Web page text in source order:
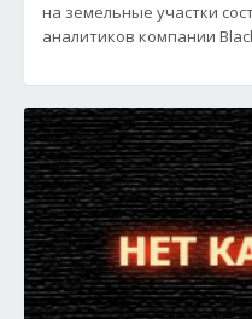
на земельные участки
аналитиков компании